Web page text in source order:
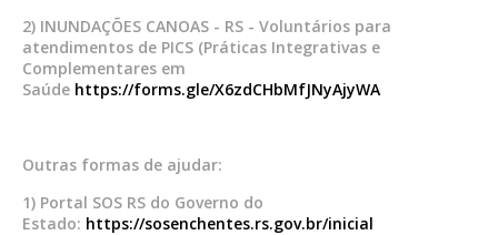
2) INUNDAÇÕES CANOAS - RS - Voluntários para
atendimentos de PICS (Práticas Integrativas e
Complementares em
Saúde https://forms.gle/X6zdCHbMfJNyAjyWA
Outras formas de ajudar:
1) Portal SOS RS do Governo do
Estado: https://sosenchentes.rs.gov.br/inicial